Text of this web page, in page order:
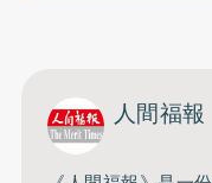
人間福報